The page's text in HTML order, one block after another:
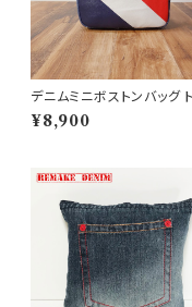
デニムミニボストンバッグ
ロール リメイクデニム
¥8,900